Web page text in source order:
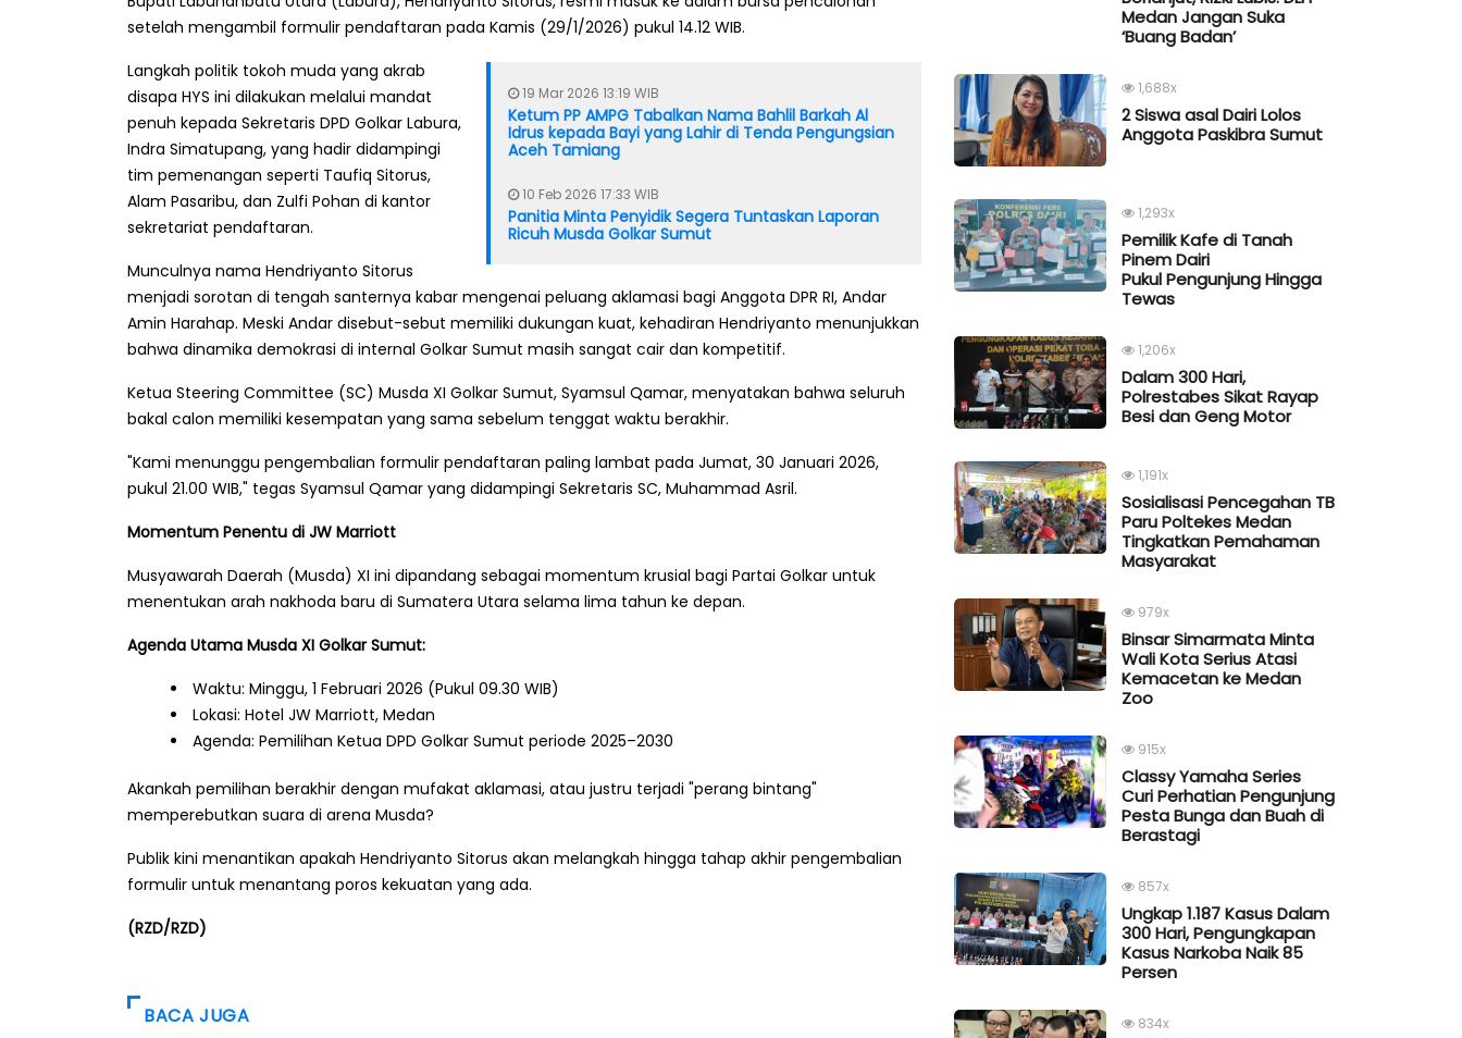
setelah mengambil formulir pendaftaran pada Kamis (29/1/2026) pukul 14.12 WIB.
19 Mar 2026 13:19 WIB
Ketum PP AMPG Tabalkan Nama Bahlil Barkah Al
Idrus kepada Bayi yang Lahir di Tenda Pengungsian
Aceh Tamiang
10 Feb 2026 17:33 WIB
Panitia Minta Penyidik Segera Tuntaskan Laporan
Ricuh Musda Golkar Sumut
Langkah politik tokoh muda yang akrab
disapa HYS ini dilakukan melalui mandat
penuh kepada Sekretaris DPD Golkar Labura,
Indra Simatupang, yang hadir didampingi
tim pemenangan seperti Taufiq Sitorus,
Alam Pasaribu, dan Zulfi Pohan di kantor
sekretariat pendaftaran.
Munculnya nama Hendriyanto Sitorus
menjadi sorotan di tengah santernya kabar mengenai peluang aklamasi bagi Anggota DPR RI, Andar
Amin Harahap. Meski Andar disebut-sebut memiliki dukungan kuat, kehadiran Hendriyanto menunjukkan
bahwa dinamika demokrasi di internal Golkar Sumut masih sangat cair dan kompetitif.
Ketua Steering Committee (SC) Musda XI Golkar Sumut, Syamsul Qamar, menyatakan bahwa seluruh
bakal calon memiliki kesempatan yang sama sebelum tenggat waktu berakhir.
"Kami menunggu pengembalian formulir pendaftaran paling lambat pada Jumat, 30 Januari 2026,
pukul 21.00 WIB," tegas Syamsul Qamar yang didampingi Sekretaris SC, Muhammad Asril.
Momentum Penentu di JW Marriott
Musyawarah Daerah (Musda) XI ini dipandang sebagai momentum krusial bagi Partai Golkar untuk
menentukan arah nakhoda baru di Sumatera Utara selama lima tahun ke depan.
Agenda Utama Musda XI Golkar Sumut:
Waktu: Minggu, 1 Februari 2026 (Pukul 09.30 WIB)
Lokasi: Hotel JW Marriott, Medan
Agenda: Pemilihan Ketua DPD Golkar Sumut periode 2025–2030
Akankah pemilihan berakhir dengan mufakat aklamasi, atau justru terjadi "perang bintang"
memperebutkan suara di arena Musda?
Publik kini menantikan apakah Hendriyanto Sitorus akan melangkah hingga tahap akhir pengembalian
formulir untuk menantang poros kekuatan yang ada.
(RZD/RZD)
BACA JUGA
Medan Jangan Suka
‘Buang Badan’
1,688x
2 Siswa asal Dairi Lolos
Anggota Paskibra Sumut
1,293x
Pemilik Kafe di Tanah
Pinem Dairi
Pukul Pengunjung Hingga
Tewas
1,206x
Dalam 300 Hari,
Polrestabes Sikat Rayap
Besi dan Geng Motor
1,191x
Sosialisasi Pencegahan TB
Paru Poltekes Medan
Tingkatkan Pemahaman
Masyarakat
979x
Binsar Simarmata Minta
Wali Kota Serius Atasi
Kemacetan ke Medan
Zoo
915x
Classy Yamaha Series
Curi Perhatian Pengunjung
Pesta Bunga dan Buah di
Berastagi
857x
Ungkap 1.187 Kasus Dalam
300 Hari, Pengungkapan
Kasus Narkoba Naik 85
Persen
834x